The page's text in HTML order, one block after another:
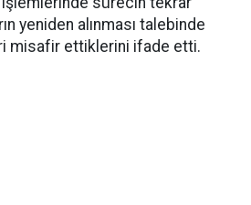
yeniden alınması talebinde
misafir ettiklerini ifade etti.